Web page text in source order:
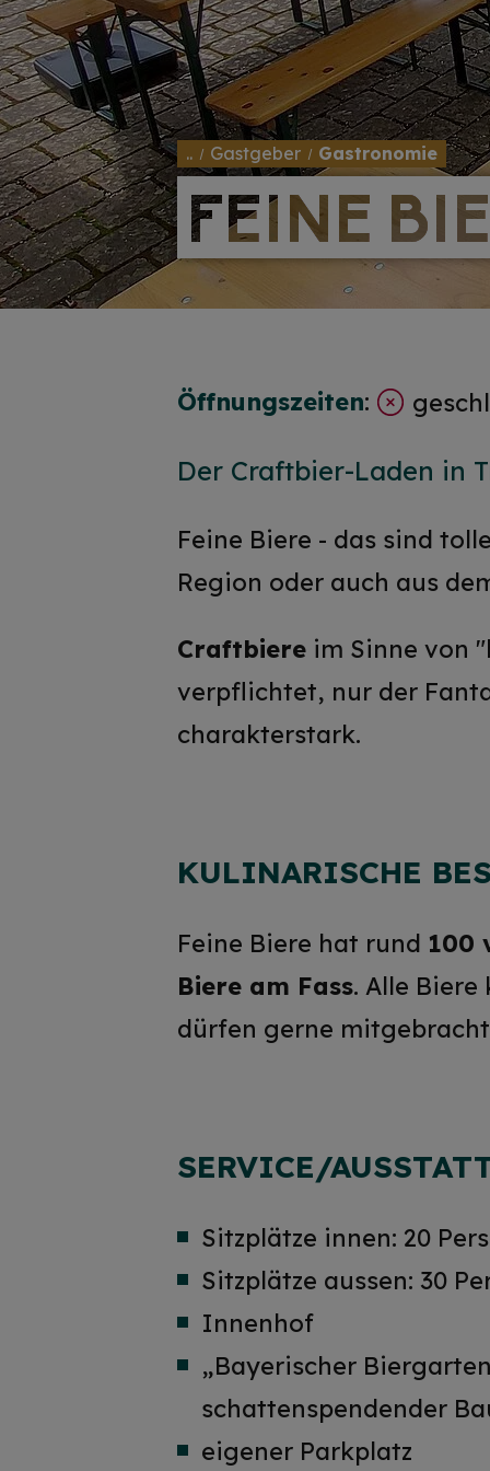
.. Gastgeber Gastronomie
FEINE
FEINE
Öffnungszeiten:
Der Craftbier-Laden in
Feine Biere - das sind
Region oder auch aus
Craftbiere im Sinne von
verpflichtet, nur der
charakterstark.
KULINARISCHE
Feine Biere hat rund 100
Biere am Fass. Alle
dürfen gerne
SERVICE/
Sitzplätze innen: 20
Sitzplätze aussen: 30
Innenhof
„Bayerischer
schattenspendender
eigener Parkplatz